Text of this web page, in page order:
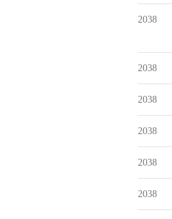
2038
2038
2038
2038
2038
2038